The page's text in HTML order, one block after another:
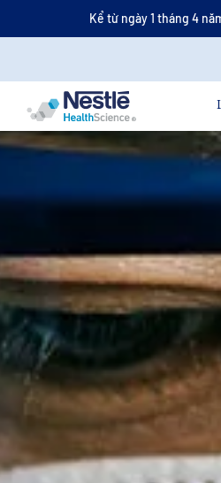
Kể từ ngày 1 tháng 4
Skip to main content
dung
kiếm